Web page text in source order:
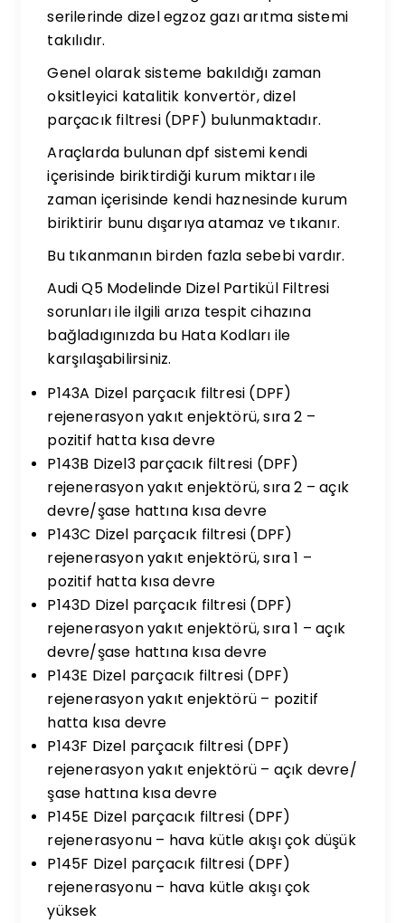
serilerinde dizel egzoz gazı arıtma sistemi
takılıdır.
Genel olarak sisteme bakıldığı zaman
oksitleyici katalitik konvertör, dizel
parçacık filtresi (DPF) bulunmaktadır.
Araçlarda bulunan dpf sistemi kendi
içerisinde biriktirdiği kurum miktarı ile
zaman içerisinde kendi haznesinde kurum
biriktirir bunu dışarıya atamaz ve tıkanır.
Bu tıkanmanın birden fazla sebebi vardır.
Audi Q5 Modelinde Dizel Partikül Filtresi
sorunları ile ilgili arıza tespit cihazına
bağladıgınızda bu Hata Kodları ile
karşılaşabilirsiniz.
P143A Dizel parçacık filtresi (DPF)
rejenerasyon yakıt enjektörü, sıra 2 –
pozitif hatta kısa devre
P143B Dizel3 parçacık filtresi (DPF)
rejenerasyon yakıt enjektörü, sıra 2 – açık
devre/şase hattına kısa devre
P143C Dizel parçacık filtresi (DPF)
rejenerasyon yakıt enjektörü, sıra 1 –
pozitif hatta kısa devre
P143D Dizel parçacık filtresi (DPF)
rejenerasyon yakıt enjektörü, sıra 1 – açık
devre/şase hattına kısa devre
P143E Dizel parçacık filtresi (DPF)
rejenerasyon yakıt enjektörü – pozitif
hatta kısa devre
P143F Dizel parçacık filtresi (DPF)
rejenerasyon yakıt enjektörü – açık devre/
şase hattına kısa devre
P145E Dizel parçacık filtresi (DPF)
rejenerasyonu – hava kütle akışı çok düşük
P145F Dizel parçacık filtresi (DPF)
rejenerasyonu – hava kütle akışı çok
yüksek